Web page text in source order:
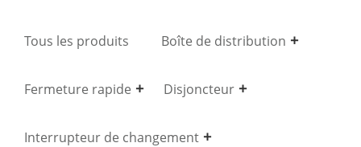
Tous les produits Boîte de distribution
Fermeture rapide Disjoncteur
Interrupteur de changement